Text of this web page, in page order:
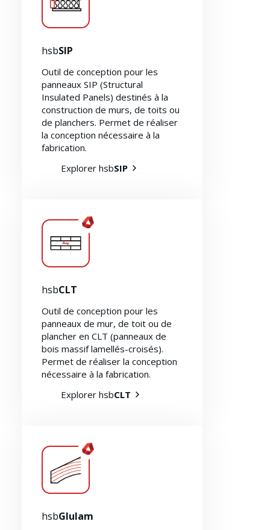
À propos de nous
hsbSIP
Outil de conception pour les
panneaux SIP (Structural
Insulated Panels) destinés à la
construction de murs, de toits ou
de planchers. Permet de réaliser
la conception nécessaire à la
fabrication.
Explorer hsbSIP
hsbCLT
Outil de conception pour les
panneaux de mur, de toit ou de
plancher en CLT (panneaux de
bois massif lamellés-croisés).
Permet de réaliser la conception
nécessaire à la fabrication.
Explorer hsbCLT
hsbGlulam